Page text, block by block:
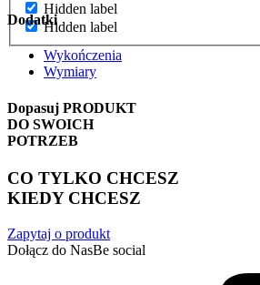
Hidden label
Hidden label
Dodatki
Wykończenia
Wymiary
Dopasuj PRODUKT
DO SWOICH
POTRZEB
CO TYLKO CHCESZ
KIEDY CHCESZ
Zapytaj o produkt
Dołącz do NasBe social